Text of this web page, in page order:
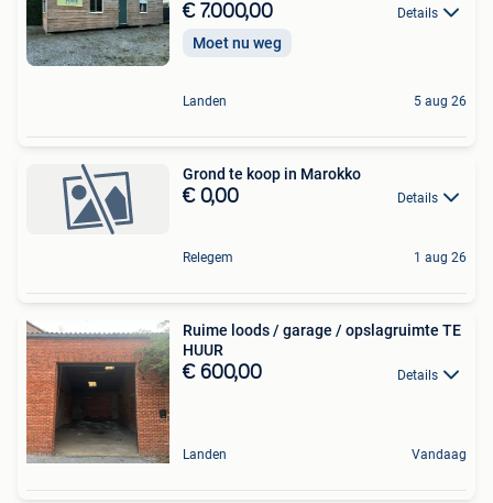
€ 7.000,00 Details
Moet nu weg
Landen 5 aug 26
Grond te koop in Marokko
€ 0,00 Details
Relegem 1 aug 26
Ruime loods / garage / opslagruimte TE
HUUR
€ 600,00 Details
Landen Vandaag